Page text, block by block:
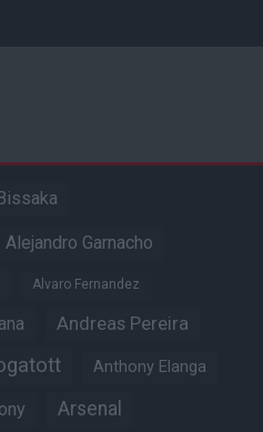
Alejandro Garnacho
Alvaro Fernandez
Andreas Pereira
Anthony Elanga
Arsenal